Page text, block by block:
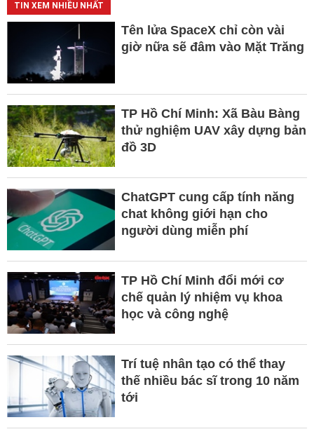
TIN XEM NHIỀU NHẤT
Tên lửa SpaceX chỉ còn vài
giờ nữa sẽ đâm vào Mặt Trăng
TP Hồ Chí Minh: Xã Bàu Bàng
thử nghiệm UAV xây dựng bản
đồ 3D
ChatGPT cung cấp tính năng
chat không giới hạn cho
người dùng miễn phí
TP Hồ Chí Minh đổi mới cơ
chế quản lý nhiệm vụ khoa
học và công nghệ
Trí tuệ nhân tạo có thể thay
thế nhiều bác sĩ trong 10 năm
tới